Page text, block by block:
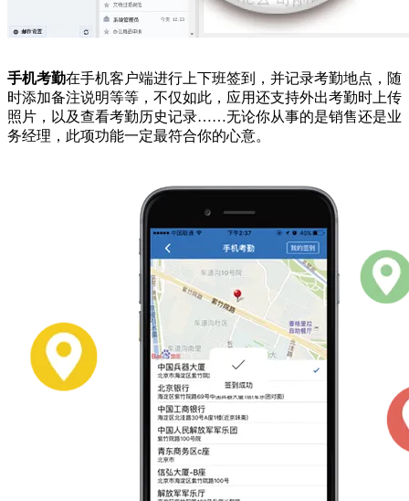
手机考勤在手机客户端进行上下班签到，并记录考勤地点，随
时添加备注说明等等，不仅如此，应用还支持外出考勤时上传
照片，以及查看考勤历史记录……无论你从事的是销售还是业
务经理，此项功能一定最符合你的心意。